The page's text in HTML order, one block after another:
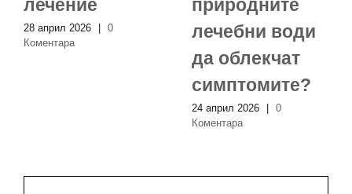
лечение
28 април 2026
0
Коментара
природните
лечебни води
да облекчат
симптомите?
24 април 2026
0
Коментара